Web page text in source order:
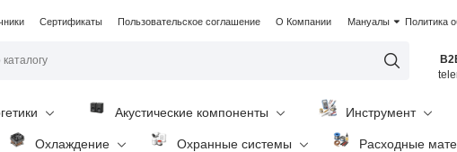
Сертификаты Пользовательское соглашение О Компании Мануалы Политика
Акустические компоненты Инструмент
Охлаждение Охранные системы Расходные